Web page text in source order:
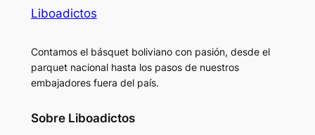
Liboadictos
Contamos el básquet boliviano con pasión, desde el
parquet nacional hasta los pasos de nuestros
embajadores fuera del país.
Sobre Liboadictos